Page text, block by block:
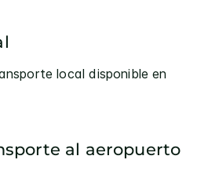
local disponible en
al aeropuerto